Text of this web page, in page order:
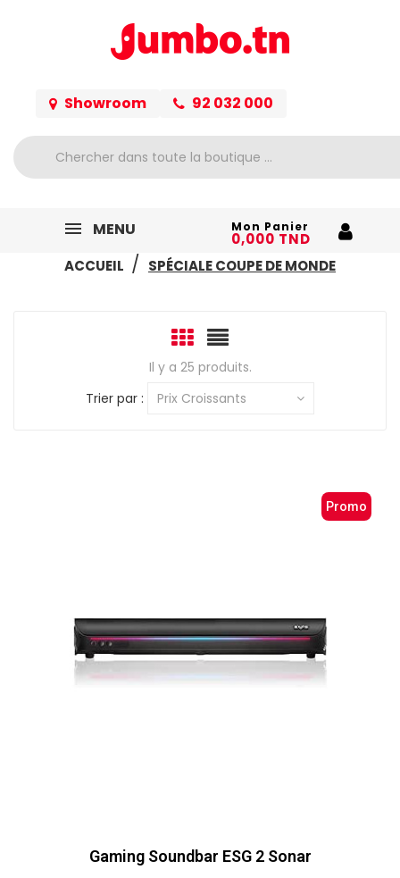
Showroom 92 032 000
MENU Mon Panier
0,000 TND
ACCUEIL
SPÉCIALE COUPE DE MONDE
Il y a 25 produits.
Trier par :
Prix Croissants
Promo
Gaming Soundbar ESG 2 Sonar